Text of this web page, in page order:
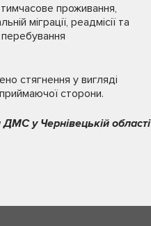
тимчасове проживання,
міграції, реадмісії та
стягнення у вигляді
сторони.
ДМС у Чернівецькій області